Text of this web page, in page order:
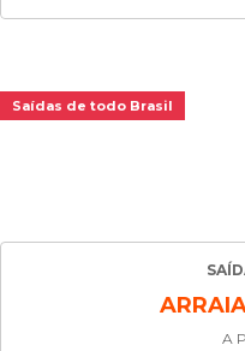
Saídas de todo Brasil
A